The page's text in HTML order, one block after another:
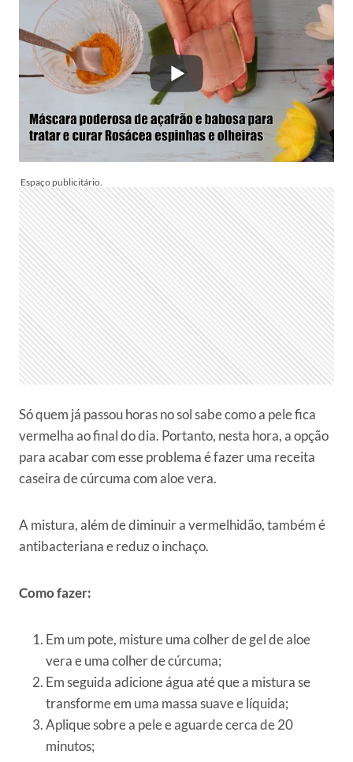
Só quem já passou horas no sol sabe como a pele fica
vermelha ao final do dia. Portanto, nesta hora, a opção
para acabar com esse problema é fazer uma receita
caseira de cúrcuma com aloe vera.
A mistura, além de diminuir a vermelhidão, também é
antibacteriana e reduz o inchaço.
Como fazer:
Em um pote, misture uma colher de gel de aloe
vera e uma colher de cúrcuma;
Em seguida adicione água até que a mistura se
transforme em uma massa suave e líquida;
Aplique sobre a pele e aguarde cerca de 20
minutos;